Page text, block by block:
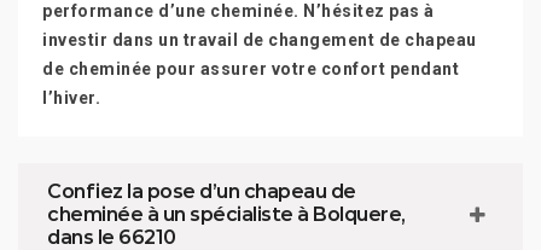
performance d’une cheminée. N’hésitez pas à
investir dans un travail de changement de chapeau
de cheminée pour assurer votre confort pendant
l’hiver.
Confiez la pose d’un chapeau de
cheminée à un spécialiste à Bolquere,
dans le 66210